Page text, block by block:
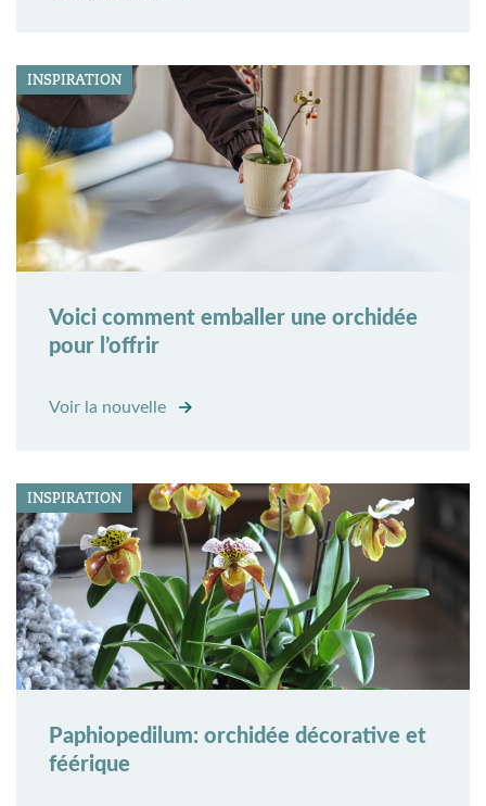
INSPIRATION
Voici comment emballer une orchidée
pour l’offrir
Voir la nouvelle
INSPIRATION
Paphiopedilum: orchidée décorative et
féérique